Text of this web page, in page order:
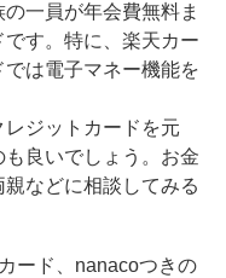
一員が年会費無料ま
す。特に、楽天カー
は電子マネー機能を
ジットカードを元
良いでしょう。お金
などに相談してみる
ード、nanacoつきの